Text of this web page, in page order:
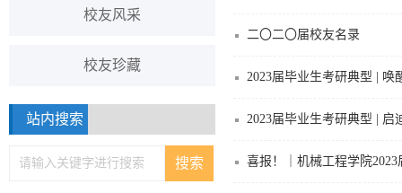
校友风采
校友珍藏
站内搜索
二〇二〇届校友名录
2023届毕业生考研典型 |
2023届毕业生考研典型 |
喜报！｜机械工程学院